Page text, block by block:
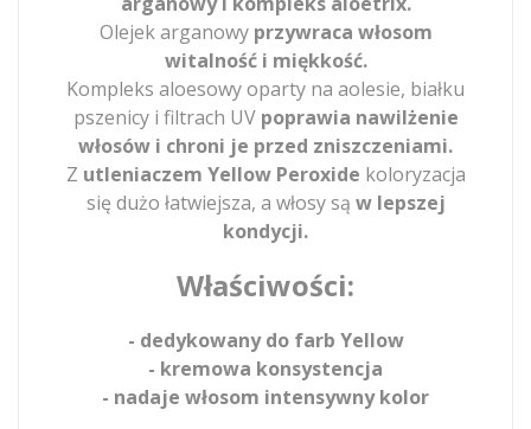
Olejek arganowy przywraca włosom
witalność i miękkość.
Kompleks aloesowy oparty na aolesie, białku
pszenicy i filtrach UV poprawia nawilżenie
włosów i chroni je przed zniszczeniami.
Z utleniaczem Yellow Peroxide koloryzacja
się dużo łatwiejsza, a włosy są w lepszej
kondycji.
Właściwości:
- dedykowany do farb Yellow
- kremowa konsystencja
- nadaje włosom intensywny kolor